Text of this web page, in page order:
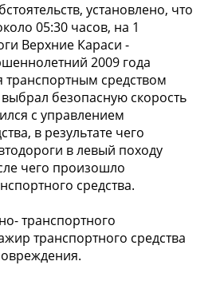
установлено, что
05:30 часов, на 1
Верхние Караси -
2009 года
транспортным средством
безопасную скорость
с управлением
в результате чего
в левый походу
чего произошло
средства.
транспортного
транспортного средства